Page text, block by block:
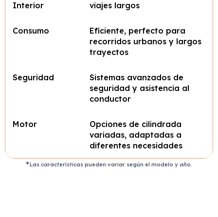
Interior
viajes largos
Consumo
Eficiente, perfecto para
recorridos urbanos y largos
trayectos
Seguridad
Sistemas avanzados de
seguridad y asistencia al
conductor
Motor
Opciones de cilindrada
variadas, adaptadas a
diferentes necesidades
Las características pueden variar según el modelo y año.